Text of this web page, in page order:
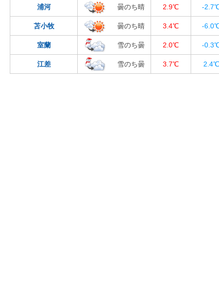
浦河 曇のち晴 2.9℃ -
苫小牧 曇のち晴 3.4℃ -
室蘭 雪のち曇 2.0℃ -
江差 雪のち曇 3.7℃ 2.4℃